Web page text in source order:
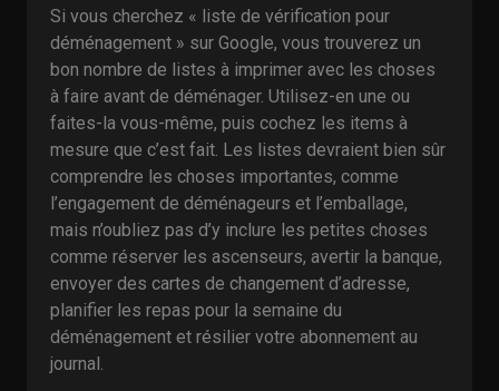
Si vous cherchez « liste de vérification pour
déménagement » sur Google, vous trouverez un
bon nombre de listes à imprimer avec les choses
à faire avant de déménager. Utilisez-en une ou
faites-la vous-même, puis cochez les items à
mesure que c’est fait. Les listes devraient bien sûr
comprendre les choses importantes, comme
l’engagement de déménageurs et l’emballage,
mais n’oubliez pas d’y inclure les petites choses
comme réserver les ascenseurs, avertir la banque,
envoyer des cartes de changement d’adresse,
planifier les repas pour la semaine du
déménagement et résilier votre abonnement au
journal.